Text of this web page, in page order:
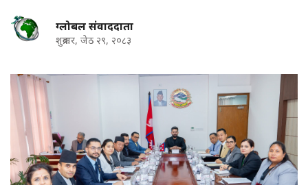
ग्लोबल संवाददाता
शुक्रबार, जेठ २९, २०८३